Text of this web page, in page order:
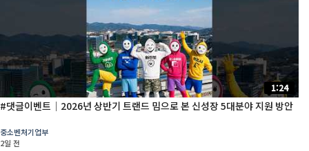
1:24
#댓글이벤트│2026년 상반기 트랜드 밈으로 본 신성장 5대분야 지원 방안
중소벤처기업부
2일 전